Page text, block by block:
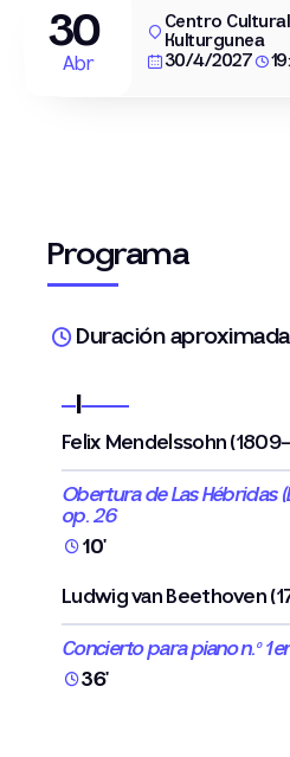
30
Abr
Centro
Kulturgunea
30/4/2027
Programa
Duración aproximada
I
Felix Mendelssohn
Obertura de Las Hébridas
op. 26
10'
Ludwig van Beethoven
Concierto para piano n.º 1
36'